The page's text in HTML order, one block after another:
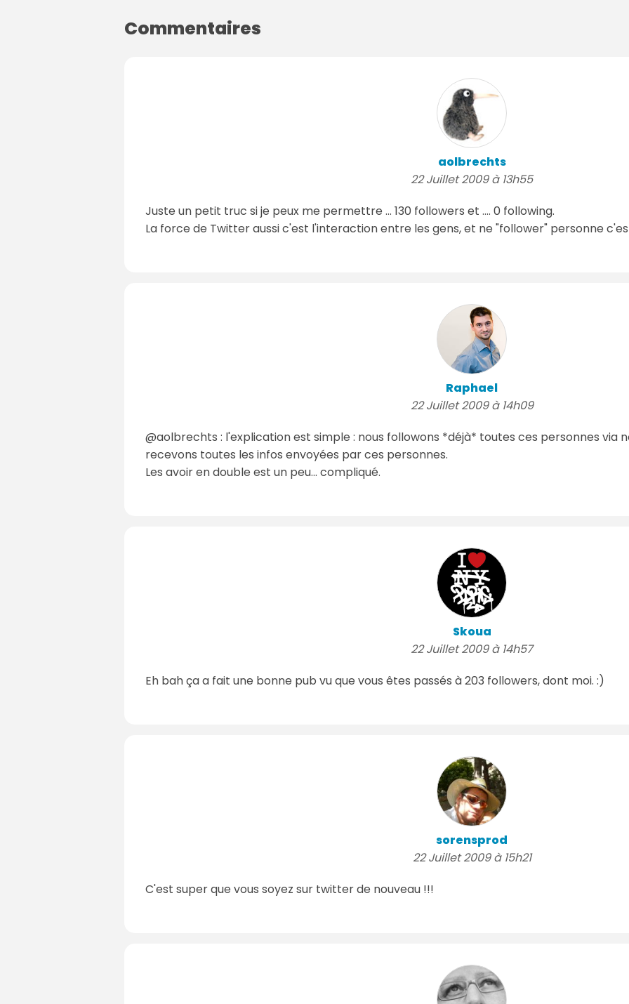
Commentaires
aolbrechts
22 Juillet 2009 à 13h55
Juste un petit truc si je peux me permettre ... 130 followers et .... 0 following.
La force de Twitter aussi c'est l'interaction entre les gens, et ne "follower" personne
Raphael
22 Juillet 2009 à 14h09
@aolbrechts : l'explication est simple : nous followons *déjà* toutes ces personnes via
recevons toutes les infos envoyées par ces personnes.
Les avoir en double est un peu... compliqué.
Skoua
22 Juillet 2009 à 14h57
Eh bah ça a fait une bonne pub vu que vous êtes passés à 203 followers, dont moi. :)
sorensprod
22 Juillet 2009 à 15h21
C'est super que vous soyez sur twitter de nouveau !!!